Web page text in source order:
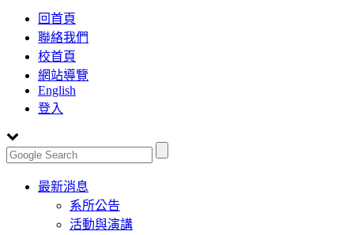
回首頁
聯絡我們
校首頁
網站導覽
English
登入
Toggle
navigation
最新消息
系所公告
活動與演講